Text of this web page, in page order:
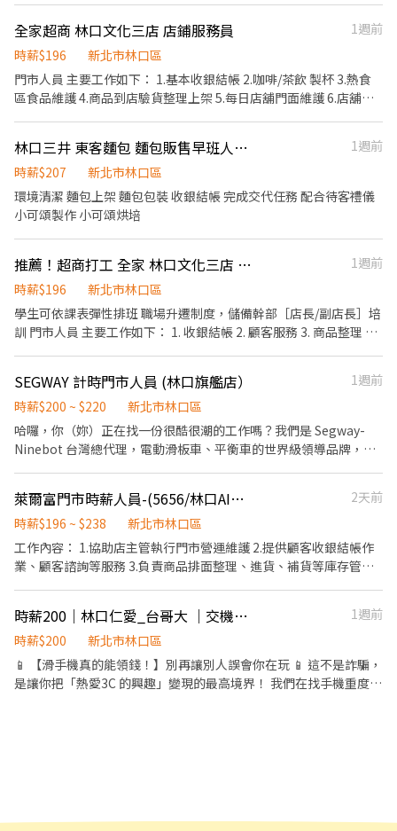
全家超商 林口文化三店 店鋪服務員
1週前
時薪$196
新北市林口區
門市人員 主要工作如下： 1.基本收銀結帳 2.咖啡/茶飲 製杯 3.熱食
區食品維護 4.商品到店驗貨整理上架 5.每日店舖門面維護 6.店舖及
工作經驗 ✅想多賺錢兼職的夥伴 ✅歡迎加入全家人
林口三井 東客麵包 麵包販售早班人員（拒絕暑假打工
1週前
時薪$207
新北市林口區
環境清潔 麵包上架 麵包包裝 收銀結帳 完成交代任務 配合待客禮儀
小可頌製作 小可頌烘培
推薦！超商打工 全家 林口文化三店 店鋪服務員
1週前
時薪$196
新北市林口區
學生可依課表彈性排班 職場升遷制度，儲備幹部［店長/副店長］培
訓 門市人員 主要工作如下： 1. 收銀結帳 2. 顧客服務 3. 商品整理 4.
導店鋪商品訂購與銷售技巧協助。 * 店舖分析商圈與脈動，輔導店
舖商圈經營。 * 透過店鋪商品銷售、貨架分析調整商品結構，以確
保店鋪呈列豐富，提供賣場陳列之建議。 * 店舖各庶務協助支援與
溝通，確保店鋪人員雇用適性、能力訓練、輔導店鋪人員任務分
SEGWAY 計時門市人員 (林口旗艦店）
1週前
時薪$200 ~ $220
新北市林口區
哈囉，你（妳）正在找一份很酷很潮的工作嗎？我們是 Segway-
Ninebot 台灣總代理，電動滑板車、平衡車的世界級領導品牌，目
業有興趣，請一定要聯繫我們，給我們一個彼此認識的機會。 ****
有銷售激勵獎金**** ****有達成時數獎金**** 【主要工作內容】 銷
售服務： 1. 負責門市的綠能電動產品（電動滑板車、卡丁車等）銷
售，向顧客介紹產品特色、功能及使用方式。 2. 提供顧客專業的產
務說明，包括產品使用說明、保固維修、定期保養等。 2. 處理顧客
的售後服務相關線上諮詢。 維修保養： 1. 學習並執行電動產品的安
等。 3. 定期檢查、維護環境及展示產品。 其他： 1. 協助出貨、打
包、理貨等相關作業。 2. 完成主管交辦的其他事項。 特質： 1. 活潑
萊爾富門市時薪人員-(5656/林口AI園區)
2天前
時薪$196 ~ $238
新北市林口區
工作內容： 1.協助店主管執行門市營運維護 2.提供顧客收銀結帳作
業、顧客諮詢等服務 3.負責商品排面整理、進貨、補貨等庫存管理
時薪200｜林口仁愛_台哥大 ｜交機工讀生
1週前
時薪$200
新北市林口區
📱 【滑手機真的能領錢！】別再讓別人誤會你在玩 📱 這不是詐騙，
是讓你把「熱愛3C 的興趣」變現的最高境界！ 我們在找手機重度使